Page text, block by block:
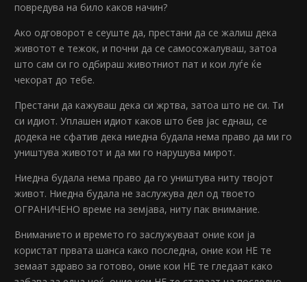
повредува на било каков начин?
Ако одговорот е сеуште да, престани да се жалиш дека
животот е тежок, и почни да се самосожалуваш, затоа
што сам си го одбираш животниот пат и кои луѓе ќе
чекорат до тебе.
Престани да кажуваш дека си жртва, затоа што не си. Ти
си идиот. Уплашен идиот каков што бев јас еднаш, се
додека не сфатив дека ниедна будала нема право да ми го
уништува животот и да ми го нарушува мирот.
Ниедна будала нема право да го уништува ниту твојот
живот. Ниедна будала не заслужува дел од твоето
ОГРАНИЧЕНО време на земјава, ниту пак внимание.
Вниманието и времето го заслужуваат оние кои ја
користат првата шанса како последна, оние кои НЕ те
земаат здраво за готово, оние кои НЕ те гледаат како